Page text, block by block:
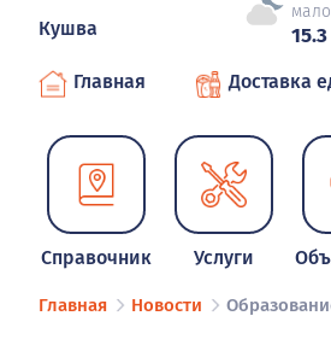
Кушва 15.3
Главная Доставка
Справочник Услуги
Главная Новости